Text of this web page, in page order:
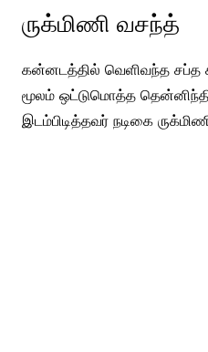
ருக்மிணி வசந்த்
கன்னடத்தில் வெளிவந்த சப்த
மூலம் ஒட்டுமொத்த
இடம்பிடித்தவர் நடிகை